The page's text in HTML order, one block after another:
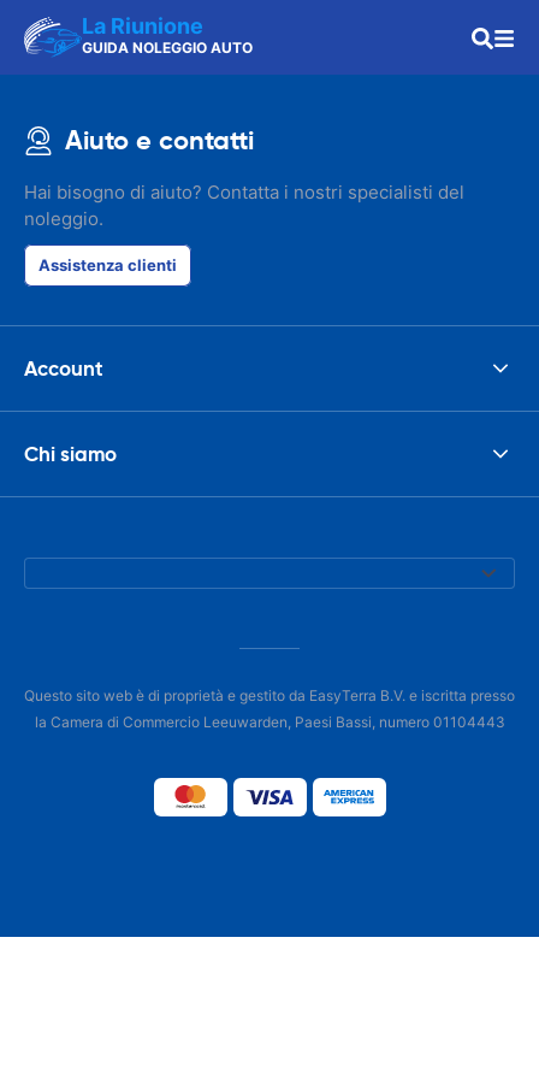
La Riunione
GUIDA NOLEGGIO AUTO
Aiuto e contatti
Hai bisogno di aiuto? Contatta i nostri specialisti del
noleggio.
Assistenza clienti
Account
Chi siamo
Questo sito web è di proprietà e gestito da EasyTerra B.V. e iscritta presso
la Camera di Commercio Leeuwarden, Paesi Bassi, numero 01104443